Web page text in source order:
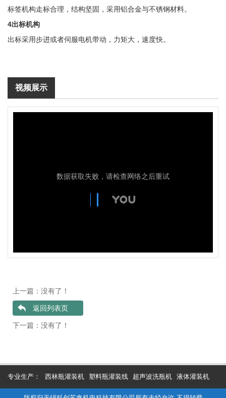
标签机构走标合理，结构坚固，采用铝合金与不锈钢材料。
4出标机构
出标采用步进或者伺服电机带动，力矩大，速度快。
视频展示
上一篇：没有了！
返回列表页
下一篇：没有了！
专业生产： 西林瓶灌装机 塑料瓶灌装线 超声波洗瓶机 液体灌装机